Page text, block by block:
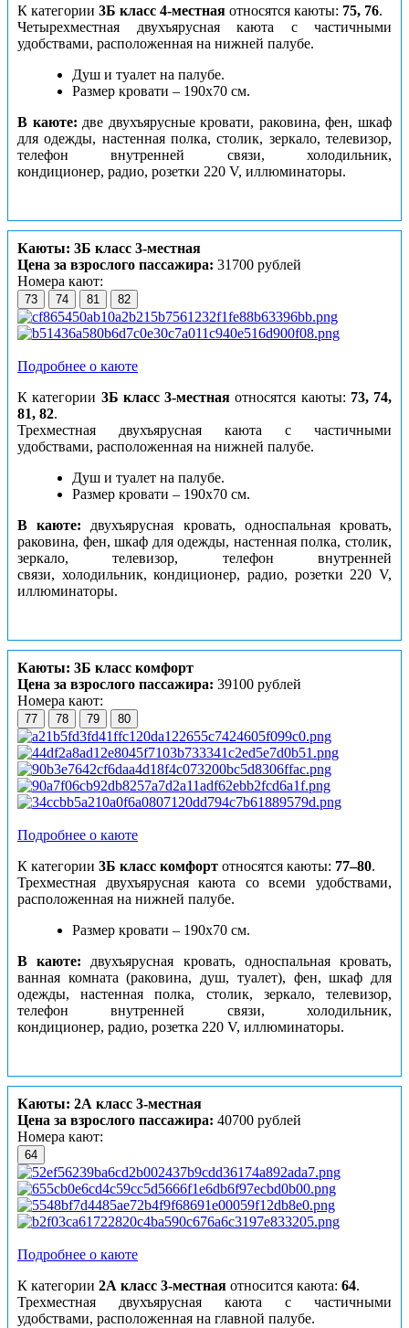
К категории 3Б класс 4-местная относятся каюты: 75, 76.
Четырехместная двухъярусная каюта с частичными
удобствами, расположенная на нижней палубе.
Душ и туалет на палубе.
Размер кровати – 190х70 см.
В каюте: две двухъярусные кровати, раковина, фен, шкаф
для одежды, настенная полка, столик, зеркало, телевизор,
телефон внутренней связи, холодильник,
кондиционер, радио, розетки 220 V, иллюминаторы.
Каюты: 3Б класс 3-местная
Цена за взрослого пассажира: 31700 рублей
Номера кают:
73 74 81 82
Подробнее о каюте
К категории 3Б класс 3-местная относятся каюты: 73, 74,
81, 82.
Трехместная двухъярусная каюта с частичными
удобствами, расположенная на нижней палубе.
Душ и туалет на палубе.
Размер кровати – 190х70 см.
В каюте: двухъярусная кровать, односпальная кровать,
раковина, фен, шкаф для одежды, настенная полка, столик,
зеркало, телевизор, телефон внутренней
связи, холодильник, кондиционер, радио, розетки 220 V,
иллюминаторы.
Каюты: 3Б класс комфорт
Цена за взрослого пассажира: 39100 рублей
Номера кают:
77 78 79 80
Подробнее о каюте
К категории 3Б класс комфорт относятся каюты: 77–80.
Трехместная двухъярусная каюта со всеми удобствами,
расположенная на нижней палубе.
Размер кровати – 190х70 см.
В каюте: двухъярусная кровать, односпальная кровать,
ванная комната (раковина, душ, туалет), фен, шкаф для
одежды, настенная полка, столик, зеркало, телевизор,
телефон внутренней связи, холодильник,
кондиционер, радио, розетка 220 V, иллюминаторы.
Каюты: 2А класс 3-местная
Цена за взрослого пассажира: 40700 рублей
Номера кают:
64
Подробнее о каюте
К категории 2А класс 3-местная относится каюта: 64.
Трехместная двухъярусная каюта с частичными
удобствами, расположенная на главной палубе.